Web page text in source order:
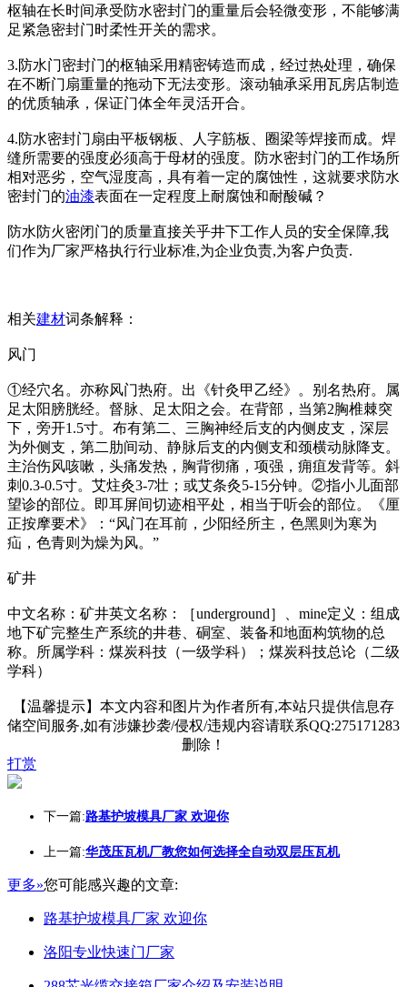
枢轴在长时间承受防水密封门的重量后会轻微变形，不能够满
足紧急密封门时柔性开关的需求。
3.防水门密封门的枢轴采用精密铸造而成，经过热处理，确保
在不断门扇重量的拖动下无法变形。滚动轴承采用瓦房店制造
的优质轴承，保证门体全年灵活开合。
4.防水密封门扇由平板钢板、人字筋板、圈梁等焊接而成。焊
缝所需要的强度必须高于母材的强度。防水密封门的工作场所
相对恶劣，空气湿度高，具有着一定的腐蚀性，这就要求防水
密封门的油漆表面在一定程度上耐腐蚀和耐酸碱？
防水防火密闭门的质量直接关乎井下工作人员的安全保障,我
们作为厂家严格执行行业标准,为企业负责,为客户负责.
相关建材词条解释：
风门
①经穴名。亦称风门热府。出《针灸甲乙经》。别名热府。属
足太阳膀胱经。督脉、足太阳之会。在背部，当第2胸椎棘突
下，旁开1.5寸。布有第二、三胸神经后支的内侧皮支，深层
为外侧支，第二肋间动、静脉后支的内侧支和颈横动脉降支。
主治伤风咳嗽，头痛发热，胸背彻痛，项强，痈疽发背等。斜
刺0.3-0.5寸。艾炷灸3-7壮；或艾条灸5-15分钟。②指小儿面部
望诊的部位。即耳屏间切迹相平处，相当于听会的部位。《厘
正按摩要术》：“风门在耳前，少阳经所主，色黑则为寒为
疝，色青则为燥为风。”
矿井
中文名称：矿井英文名称：［underground］、mine定义：组成
地下矿完整生产系统的井巷、硐室、装备和地面构筑物的总
称。所属学科：煤炭科技（一级学科）；煤炭科技总论（二级
学科）
【温馨提示】本文内容和图片为作者所有,本站只提供信息存
储空间服务,如有涉嫌抄袭/侵权/违规内容请联系QQ:275171283
删除！
打赏
下一篇:路基护坡模具厂家 欢迎你
上一篇:华茂压瓦机厂教您如何选择全自动双层压瓦机
更多»您可能感兴趣的文章:
路基护坡模具厂家 欢迎你
洛阳专业快速门厂家